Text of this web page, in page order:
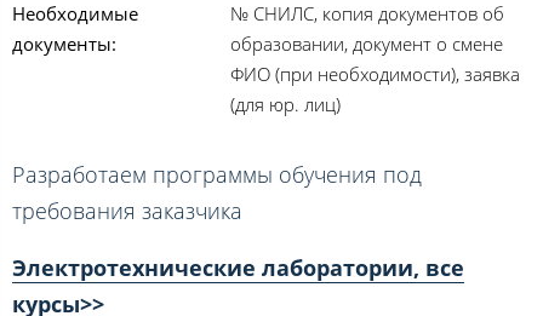
Необходимые
документы:
№ СНИЛС, копия документов об
образовании, документ о смене
ФИО (при необходимости), заявка
(для юр. лиц)
Разработаем программы обучения под
требования заказчика
Электротехнические лаборатории, все
курсы>>